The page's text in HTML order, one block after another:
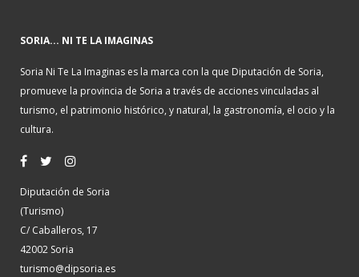
SORIA... NI TE LA IMAGINAS
Soria Ni Te La Imaginas es la marca con la que Diputación de Soria,
promueve la provincia de Soria a través de acciones vinculadas al
turismo, el patrimonio histórico, y natural, la gastronomía, el ocio y la
cultura.
Diputación de Soria
(Turismo)
C/ Caballeros, 17
42002 Soria
turismo@dipsoria.es